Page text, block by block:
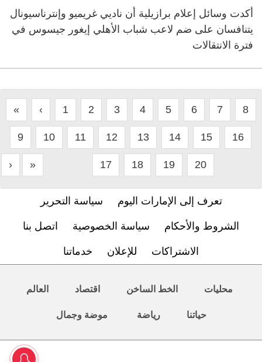
أكدت وسائل إعلام برازيلية أن ناديي غريميو وإنترناسيونال
يتنافسان على ضم لاعب شباب الأهلي إيغور جيسوس في
فترة الانتقالات
« ‹ 1 2 3 4 5 6 7 8
9 10 11 12 13 14 15 16
17 18 19 20
› »
تعرف إلى الإمارات اليوم سياسة التحرير
الشروط والأحكام سياسة الخصوصية اتصل بنا
الاشتراكات للإعلان خدماتنا
محليات الخط الساخن اقتصاد العالم
حياتنا رياضة موضة وجمال